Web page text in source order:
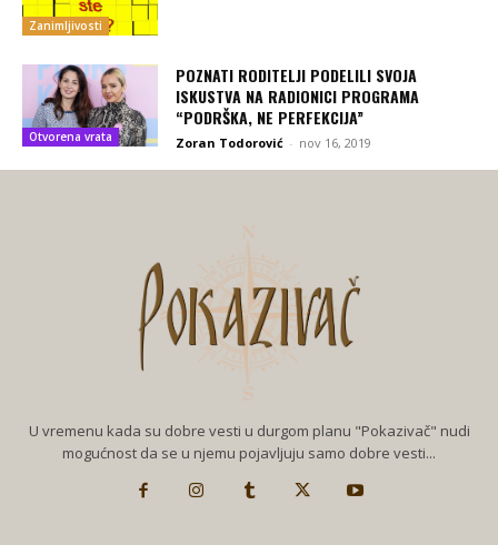
Zanimljivosti
Otvorena vrata
POZNATI RODITELJI PODELILI SVOJA
ISKUSTVA NA RADIONICI PROGRAMA
“PODRŠKA, NE PERFEKCIJA”
Zoran Todorović - nov 16, 2019
U vremenu kada su dobre vesti u durgom planu "Pokazivač" nudi
mogućnost da se u njemu pojavljuju samo dobre vesti...